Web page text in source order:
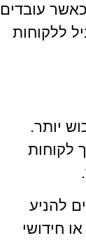
עובדים
ללקוחות
יותר.
לקוחות
להניע
חידושי